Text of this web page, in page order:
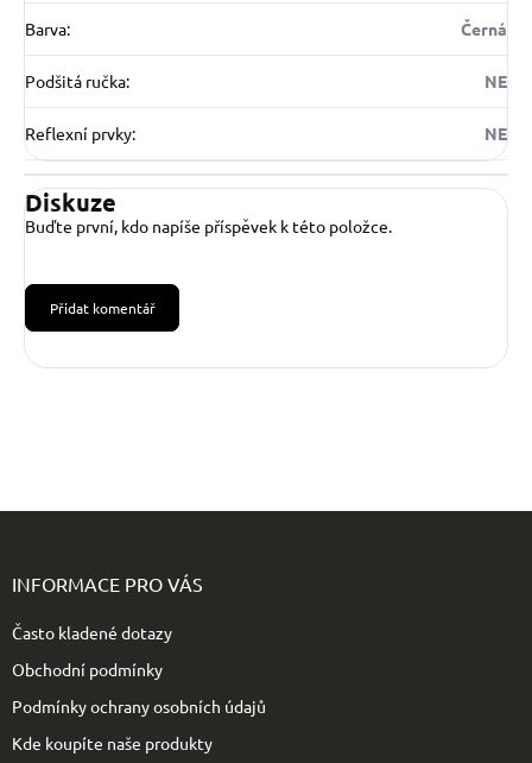
Barva: Černá
Podšitá ručka: NE
Reflexní prvky: NE
Diskuze
Buďte první, kdo napíše příspěvek k této položce.
Přidat komentář
INFORMACE PRO VÁS
Často kladené dotazy
Obchodní podmínky
Podmínky ochrany osobních údajů
Kde koupíte naše produkty